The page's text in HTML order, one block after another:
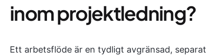
inom projektledning?
Ett arbetsflöde är en tydligt avgränsad, separat